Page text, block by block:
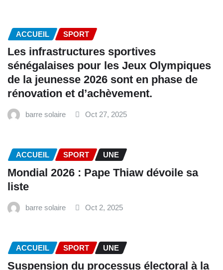
ACCUEIL SPORT
Les infrastructures sportives
sénégalaises pour les Jeux Olympiques
de la jeunesse 2026 sont en phase de
rénovation et d’achèvement.
barre solaire Oct 27, 2025
ACCUEIL SPORT UNE
Mondial 2026 : Pape Thiaw dévoile sa
liste
barre solaire Oct 2, 2025
ACCUEIL SPORT UNE
‎Suspension du processus électoral à la